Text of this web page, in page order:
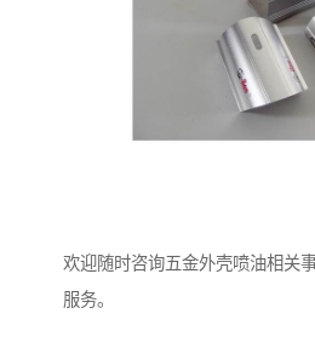
欢迎随时咨询五金外壳喷油相关
服务。